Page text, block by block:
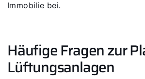
Immobilie bei.
Häufige Fragen zur
Lüftungsanlagen